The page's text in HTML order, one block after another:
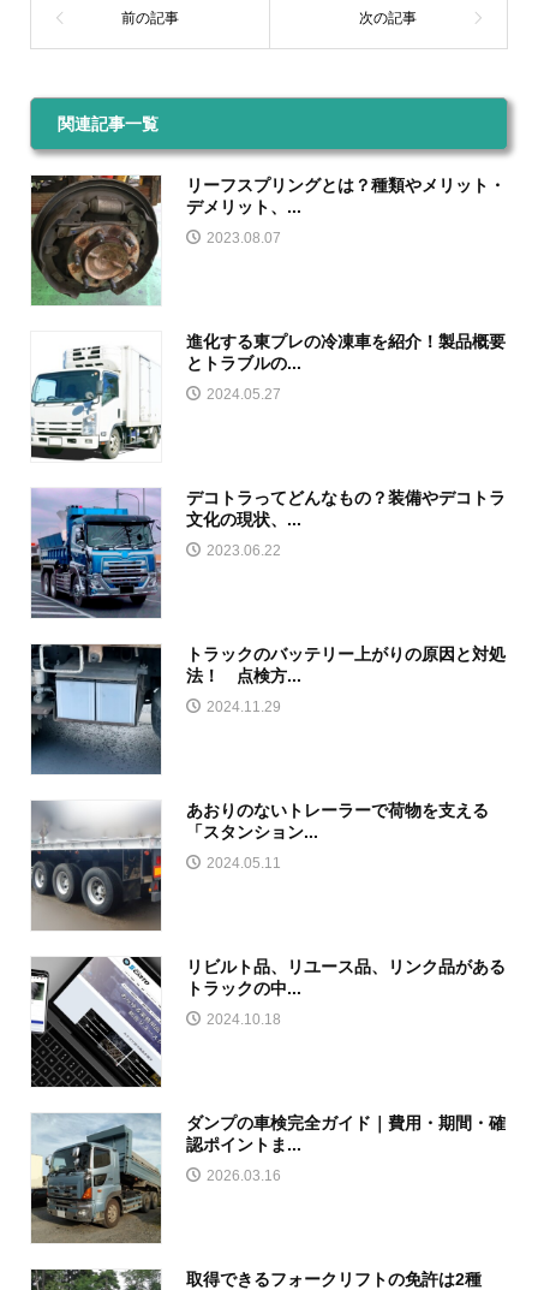
関連記事一覧
リーフスプリングとは？種類やメリット・
デメリット、...
2023.08.07
進化する東プレの冷凍車を紹介！製品概要
とトラブルの...
2024.05.27
デコトラってどんなもの？装備やデコトラ
文化の現状、...
2023.06.22
トラックのバッテリー上がりの原因と対処
法！ 点検方...
2024.11.29
あおりのないトレーラーで荷物を支える
「スタンション...
2024.05.11
リビルト品、リユース品、リンク品がある
トラックの中...
2024.10.18
ダンプの車検完全ガイド｜費用・期間・確
認ポイントま...
2026.03.16
取得できるフォークリフトの免許は2種